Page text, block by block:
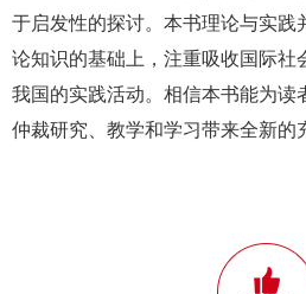
于启发性的探讨。本书理论与实践
论知识的基础上，注重吸收国际社
我国的实践活动。相信本书能为读
仲裁研究、教学和学习带来全新的